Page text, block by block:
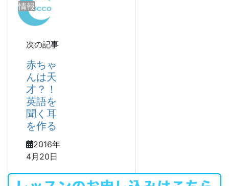
情報
次の記事
赤ちゃ
んは天
才？！
英語を
聞く耳
を作る
2016年
4月20日